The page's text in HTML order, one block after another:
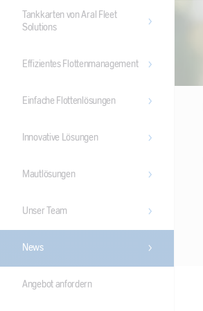
Tankkarten von Aral Fleet
Solutions
Effizientes Flottenmanagement
Einfache Flottenlösungen
Innovative Lösungen
Mautlösungen
Unser Team
News
Angebot anfordern